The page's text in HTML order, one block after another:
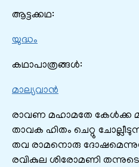
ആട്ടക്കഥ:
യുദ്ധം
കഥാപാത്രങ്ങൾ:
മാല്യവാൻ
രാവണ മഹാമതേ കേൾക്ക
താവക ഹിതം ചെറ്റു
തവ രാമനൊരു
രവികുല ശിരോമണി തന്നുടെ